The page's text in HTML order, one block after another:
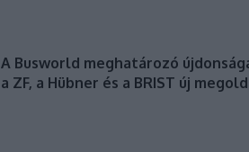
A Busworld meghatározó
a ZF, a Hübner és a BRIST új